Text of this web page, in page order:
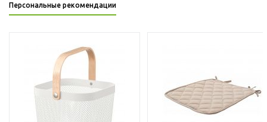
Персональные рекомендации